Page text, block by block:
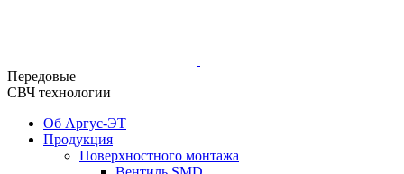
Передовые
СВЧ технологии
Об Аргус-ЭТ
Продукция
Поверхностного монтажа